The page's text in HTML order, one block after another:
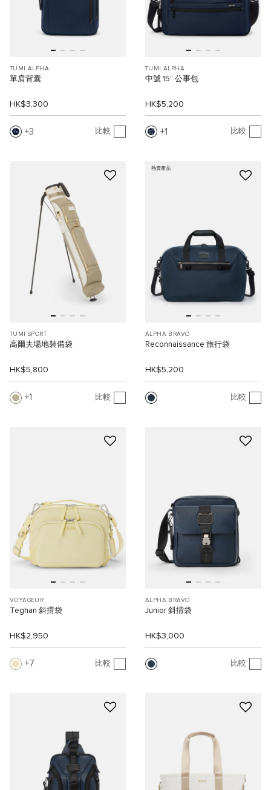
TUMI ALPHA
單肩背囊
HK$3,300
3 比較
TUMI ALPHA
中號 15" 公事包
HK$5,200
1 比較
TUMI SPORT
高爾夫場地裝備袋
HK$5,800
1 比較
熱賣產品
ALPHA BRAVO
Reconnaissance 旅行袋
HK$5,200
比較
VOYAGEUR
Teghan 斜揹袋
HK$2,950
7 比較
ALPHA BRAVO
Junior 斜揹袋
HK$3,000
比較